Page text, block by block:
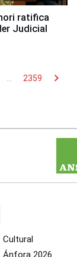
ratifica
Judicial
2359 chevron_right
Cultural
Ánfora 2026